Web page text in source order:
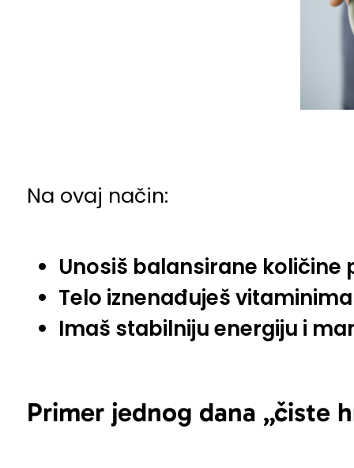
Na ovaj način:
Unosiš balansirane
Telo iznenađuješ
Imaš stabilniju energiju i
Primer jednog dana „čiste